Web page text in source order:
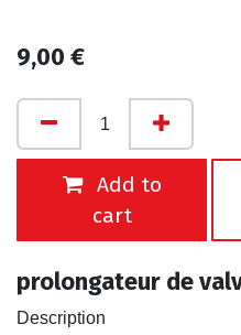
9,00 €
Add to
cart
prolongateur de
Description